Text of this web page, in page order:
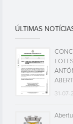
ÚLTIMAS
31-07-